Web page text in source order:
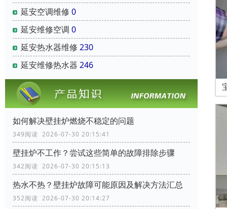
延安空调维修 0
延安维修空调 0
延安热水器维修 230
延安维修热水器 246
如何解决壁挂炉燃烧不稳定的问题
349阅读 2026-07-30 20:15:41
壁挂炉不工作？尝试这些简单的故障排除步骤
342阅读 2026-07-30 20:15:13
热水不热？壁挂炉故障可能原因及解决方法汇总
352阅读 2026-07-30 20:14:27